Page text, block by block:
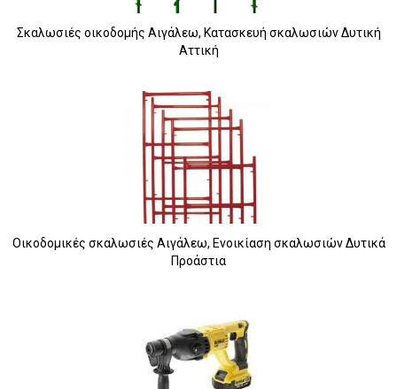
Σκαλωσιές οικοδομής Αιγάλεω, Κατασκευή σκαλωσιών Δυτική
Αττική
Οικοδομικές σκαλωσιές Αιγάλεω, Ενοικίαση σκαλωσιών Δυτικά
Προάστια